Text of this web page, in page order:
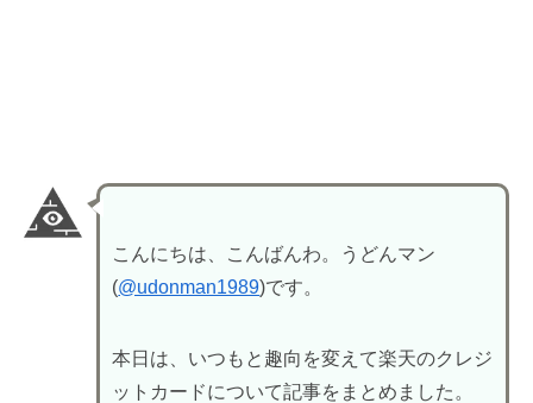
こんにちは、こんばんわ。うどんマン
(@udonman1989)です。
本日は、いつもと趣向を変えて楽天のクレジ
ットカードについて記事をまとめました。